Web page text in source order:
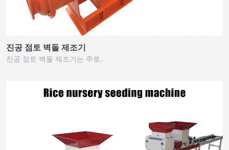
진공 점토 벽돌 제조기
진공 점토 벽돌 제조기는 주로…